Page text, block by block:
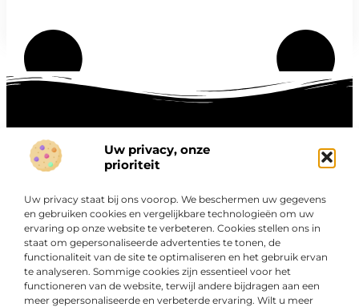
Uw privacy, onze
prioriteit
Uw privacy staat bij ons voorop. We beschermen uw gegevens
en gebruiken cookies en vergelijkbare technologieën om uw
ervaring op onze website te verbeteren. Cookies stellen ons in
staat om gepersonaliseerde advertenties te tonen, de
functionaliteit van de site te optimaliseren en het gebruik ervan
te analyseren. Sommige cookies zijn essentieel voor het
functioneren van de website, terwijl andere bijdragen aan een
meer gepersonaliseerde en verbeterde ervaring. Wilt u meer
Over
Bedrijf
“Ontdek een wereld van boeiende blogs en artikelen die
je zowel inspireren als informeren.”
Bij Exclusiefbedrijf.nl draait alles om het leveren van
kwalitatieve inzichten en verhalen die jouw dagelijks leven
verrijken en je uitdagen om verder te denken.
Onze informatie